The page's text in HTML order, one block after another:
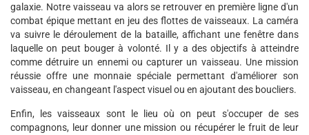
galaxie. Notre vaisseau va alors se retrouver en première ligne d'un
combat épique mettant en jeu des flottes de vaisseaux. La caméra
va suivre le déroulement de la bataille, affichant une fenêtre dans
laquelle on peut bouger à volonté. Il y a des objectifs à atteindre
comme détruire un ennemi ou capturer un vaisseau. Une mission
réussie offre une monnaie spéciale permettant d'améliorer son
vaisseau, en changeant l'aspect visuel ou en ajoutant des boucliers.
Enfin, les vaisseaux sont le lieu où on peut s'occuper de ses
compagnons, leur donner une mission ou récupérer le fruit de leur